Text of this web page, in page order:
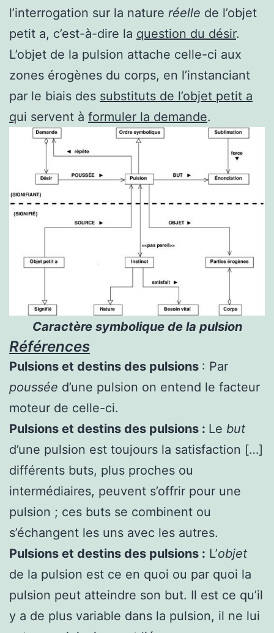
l’interrogation sur la nature réelle de l’objet
petit a, c’est-à-dire la question du désir.
L’objet de la pulsion attache celle-ci aux
zones érogènes du corps, en l’instanciant
par le biais des substituts de l’objet petit a
qui servent à formuler la demande.
Caractère symbolique de la pulsion
Références
Pulsions et destins des pulsions : Par
poussée d’une pulsion on entend le facteur
moteur de celle-ci.
Pulsions et destins des pulsions : Le but
d’une pulsion est toujours la satisfaction […]
différents buts, plus proches ou
intermédiaires, peuvent s’offrir pour une
pulsion ; ces buts se combinent ou
s’échangent les uns avec les autres.
Pulsions et destins des pulsions : L’objet
de la pulsion est ce en quoi ou par quoi la
pulsion peut atteindre son but. Il est ce qu’il
y a de plus variable dans la pulsion, il ne lui